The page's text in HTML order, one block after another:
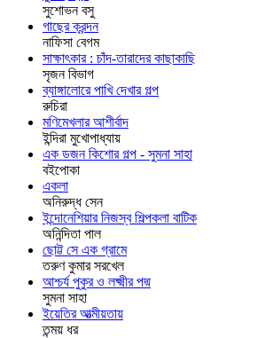
সুশোভন বসু
গাছের ক্রন্দন
নাফিসা বেগম
সাক্ষাৎকার : চাঁদ-তারাদের কাছাকাছি
সৃজন বিভাগ
ব্যাঙ্গালোরে পাখি দেখার গল্প
রুচিরা
মণিমেখলার আশীর্বাদ
ইন্দিরা মুখোপাধ্যায়
এক ডজন কিশোর গল্প - সুমনা সাহা
বইপোকা
একলা
অনিরুদ্ধ সেন
ইন্দোনেশিয়ার নিজস্ব শিল্পকলা বাটিক
অনিন্দিতা পাল
ছোট্ট সে এক গ্রামে
তরুণ কুমার সরখেল
আশ্চর্য পুকুর ও লক্ষ্মীর পদ্ম
সুমনা সাহা
ইয়েতির আত্মীয়তায়
তন্ময় ধর